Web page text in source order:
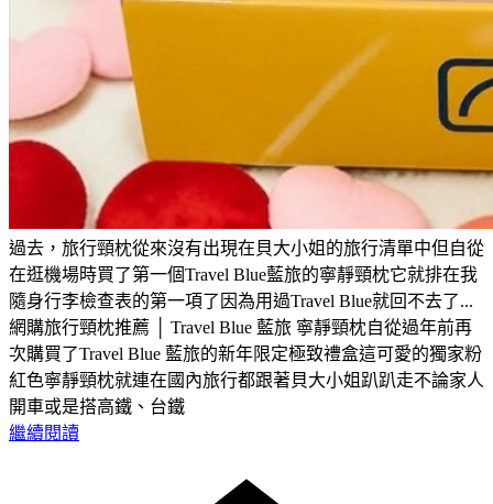
過去，旅行頸枕從來沒有出現在貝大小姐的旅行清單中但自從
在逛機場時買了第一個Travel Blue藍旅的寧靜頸枕它就排在我
隨身行李檢查表的第一項了因為用過Travel Blue就回不去了...
網購旅行頸枕推薦 │ Travel Blue 藍旅 寧靜頸枕自從過年前再
次購買了Travel Blue 藍旅的新年限定極致禮盒這可愛的獨家粉
紅色寧靜頸枕就連在國內旅行都跟著貝大小姐趴趴走不論家人
開車或是搭高鐵、台鐵
繼續閱讀